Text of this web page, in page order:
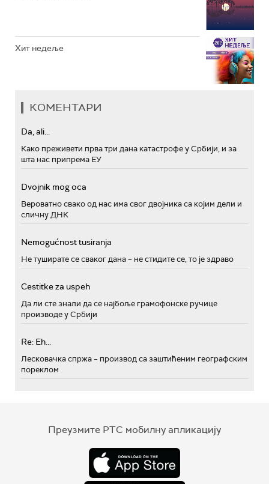
Хит недеље
КОМЕНТАРИ
Da, ali...
Како преживети прва три дана катастрофе у Србији, и за
шта нас припрема ЕУ
Dvojnik mog oca
Вероватно свако од нас има свог двојника са којим дели и
сличну ДНК
Nemogućnost tusiranja
Не туширате се сваког дана – не стидите се, то је здраво
Cestitke za uspeh
Да ли сте знали да се најбоље грамофонске ручице
производе у Србији
Re: Eh...
Лесковачка спржа – производ са заштићеним географским
пореклом
Преузмите РТС мобилну апликацију